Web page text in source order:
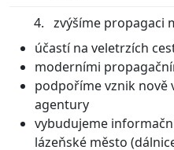
zvýšíme propagaci
účastí na veletrzích
moderními
podpoříme vznik nově
agentury
vybudujeme
lázeňské město